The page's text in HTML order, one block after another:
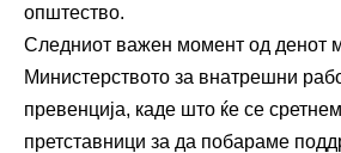
општество.
Следниот важен момент од денот
Министерството за внатрешни
превенција, каде што ќе се
претставници за да побараме